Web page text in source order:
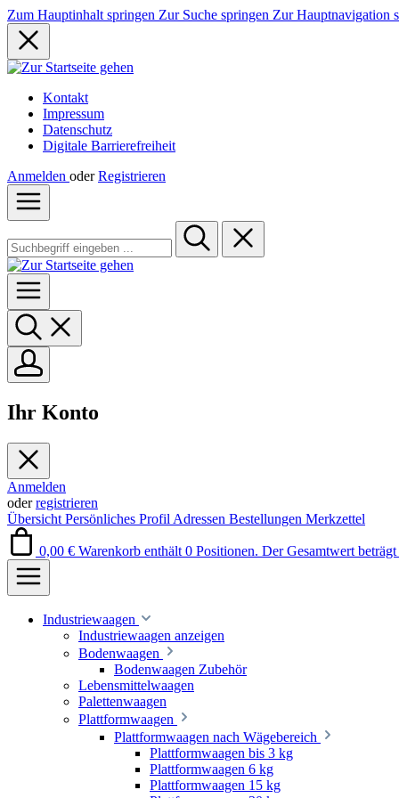
Zum Hauptinhalt springen Zur Suche springen Zur Hauptnavigation
Kontakt
Impressum
Datenschutz
Digitale Barrierefreiheit
Anmelden oder Registrieren
Ihr Konto
Anmelden
oderregistrieren
Übersicht Persönliches Profil Adressen Bestellungen Merkzettel
0,00 € Warenkorb enthält 0 Positionen. Der Gesamtwert
Industriewaagen
Industriewaagen anzeigen
Bodenwaagen
Bodenwaagen Zubehör
Lebensmittelwaagen
Palettenwaagen
Plattformwaagen
Plattformwaagen nach Wägebereich
Plattformwaagen bis 3 kg
Plattformwaagen 6 kg
Plattformwaagen 15 kg